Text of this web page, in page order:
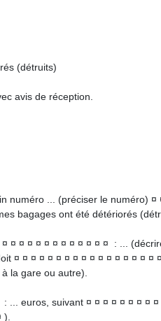
(détruits)
avis de réception.
numéro ... (préciser le numéro)
bagages ont été détériorés
¤ ¤ ¤ ¤ ¤ ¤ ¤ ¤ ¤ ¤ ¤ ¤ : ...
¤ ¤ ¤ ¤ ¤ ¤ ¤ ¤ ¤ ¤ ¤ ¤ ¤ ¤ ¤ ¤
la gare ou autre).
... euros, suivant ¤ ¤ ¤ ¤ ¤ ¤ ¤ ¤